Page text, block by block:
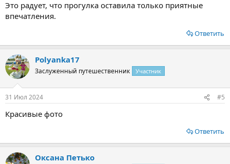
Это радует, что прогулка оставила только приятные
впечатления.
Ответить
Polyanka17
Заслуженный путешественник Участник
31 Июл 2024 #5
Красивые фото
Ответить
Оксана Петько